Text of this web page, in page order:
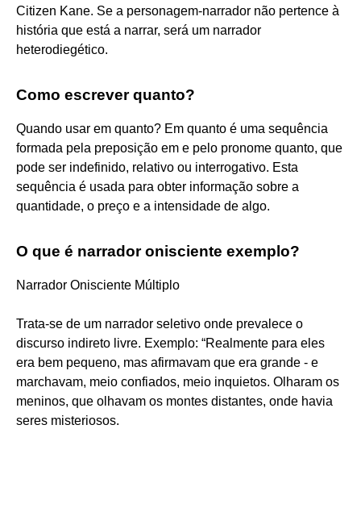
Citizen Kane. Se a personagem-narrador não pertence à
história que está a narrar, será um narrador
heterodiegético.
Como escrever quanto?
Quando usar em quanto? Em quanto é uma sequência
formada pela preposição em e pelo pronome quanto, que
pode ser indefinido, relativo ou interrogativo. Esta
sequência é usada para obter informação sobre a
quantidade, o preço e a intensidade de algo.
O que é narrador onisciente exemplo?
Narrador Onisciente Múltiplo
Trata-se de um narrador seletivo onde prevalece o
discurso indireto livre. Exemplo: “Realmente para eles
era bem pequeno, mas afirmavam que era grande - e
marchavam, meio confiados, meio inquietos. Olharam os
meninos, que olhavam os montes distantes, onde havia
seres misteriosos.